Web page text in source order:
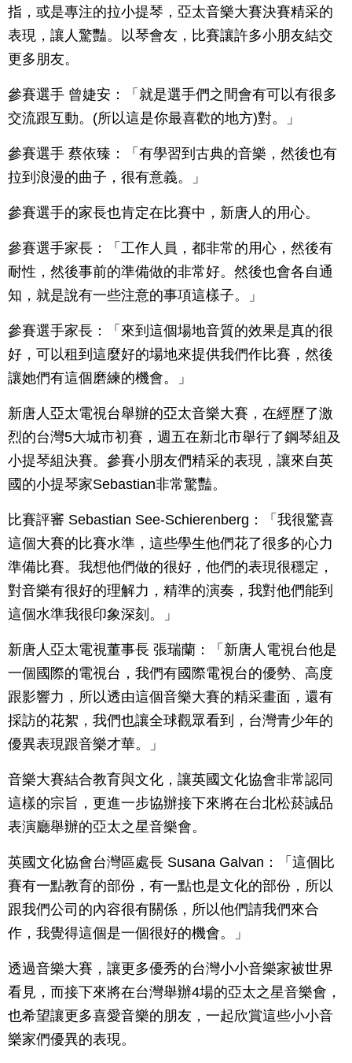
指，或是專注的拉小提琴，亞太音樂大賽決賽精采的
表現，讓人驚豔。以琴會友，比賽讓許多小朋友結交
更多朋友。
參賽選手 曾婕安：「就是選手們之間會有可以有很多
交流跟互動。(所以這是你最喜歡的地方)對。」
參賽選手 蔡依臻：「有學習到古典的音樂，然後也有
拉到浪漫的曲子，很有意義。」
參賽選手的家長也肯定在比賽中，新唐人的用心。
參賽選手家長：「工作人員，都非常的用心，然後有
耐性，然後事前的準備做的非常好。然後也會各自通
知，就是說有一些注意的事項這樣子。」
參賽選手家長：「來到這個場地音質的效果是真的很
好，可以租到這麼好的場地來提供我們作比賽，然後
讓她們有這個磨練的機會。」
新唐人亞太電視台舉辦的亞太音樂大賽，在經歷了激
烈的台灣5大城市初賽，週五在新北市舉行了鋼琴組及
小提琴組決賽。參賽小朋友們精采的表現，讓來自英
國的小提琴家Sebastian非常驚豔。
比賽評審 Sebastian See-Schierenberg：「我很驚喜
這個大賽的比賽水準，這些學生他們花了很多的心力
準備比賽。我想他們做的很好，他們的表現很穩定，
對音樂有很好的理解力，精準的演奏，我對他們能到
這個水準我很印象深刻。」
新唐人亞太電視董事長 張瑞蘭：「新唐人電視台他是
一個國際的電視台，我們有國際電視台的優勢、高度
跟影響力，所以透由這個音樂大賽的精采畫面，還有
採訪的花絮，我們也讓全球觀眾看到，台灣青少年的
優異表現跟音樂才華。」
音樂大賽結合教育與文化，讓英國文化協會非常認同
這樣的宗旨，更進一步協辦接下來將在台北松菸誠品
表演廳舉辦的亞太之星音樂會。
英國文化協會台灣區處長 Susana Galvan：「這個比
賽有一點教育的部份，有一點也是文化的部份，所以
跟我們公司的內容很有關係，所以他們請我們來合
作，我覺得這個是一個很好的機會。」
透過音樂大賽，讓更多優秀的台灣小小音樂家被世界
看見，而接下來將在台灣舉辦4場的亞太之星音樂會，
也希望讓更多喜愛音樂的朋友，一起欣賞這些小小音
樂家們優異的表現。